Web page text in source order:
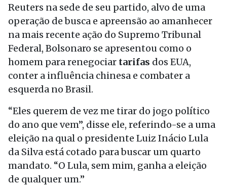
Reuters na sede de seu partido, alvo de uma
operação de busca e apreensão ao amanhecer
na mais recente ação do Supremo Tribunal
Federal, Bolsonaro se apresentou como o
homem para renegociar tarifas dos EUA,
conter a influência chinesa e combater a
esquerda no Brasil.
“Eles querem de vez me tirar do jogo político
do ano que vem”, disse ele, referindo-se a uma
eleição na qual o presidente Luiz Inácio Lula
da Silva está cotado para buscar um quarto
mandato. “O Lula, sem mim, ganha a eleição
de qualquer um.”